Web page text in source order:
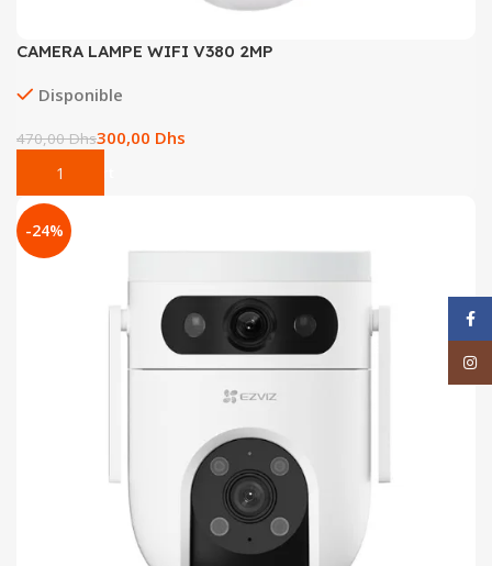
CAMERA LAMPE WIFI V380 2MP
Disponible
470,00Dhs300,00 Dhs
Add To Cart
-24%